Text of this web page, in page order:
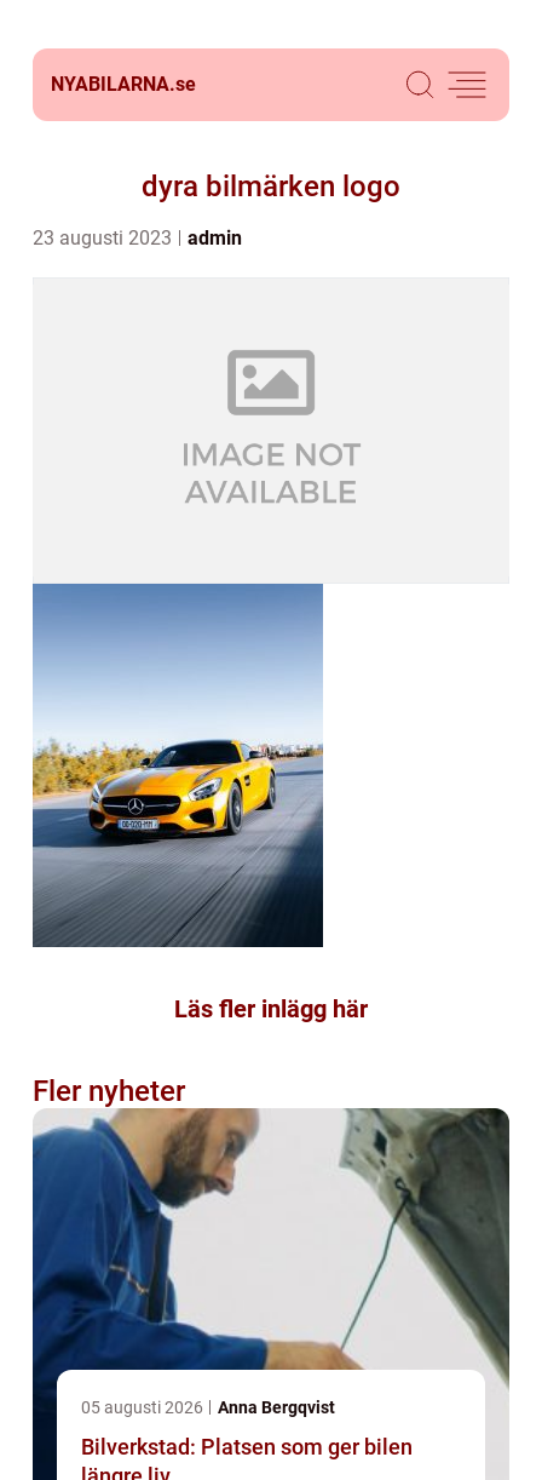
NYABILARNA.se
dyra bilmärken logo
23 augusti 2023 admin
Läs fler inlägg här
Fler nyheter
05 augusti 2026 Anna Bergqvist
Bilverkstad: Platsen som ger bilen